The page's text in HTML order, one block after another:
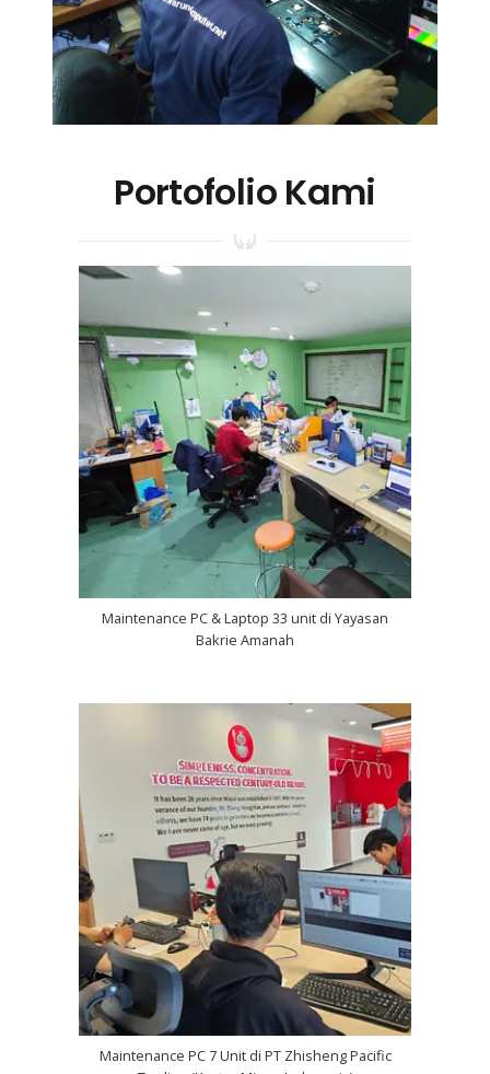
Portofolio Kami
Maintenance PC & Laptop 33 unit di Yayasan
Bakrie Amanah
Maintenance PC 7 Unit di PT Zhisheng Pacific